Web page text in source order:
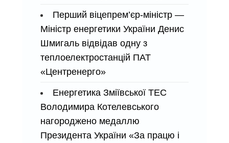
Перший віцепрем’єр-міністр —
Міністр енергетики України Денис
Шмигаль відвідав одну з
теплоелектростанцій ПАТ
«Центренерго»
Енергетика Зміївської ТЕС
Володимира Котелевського
нагороджено медаллю
Президента України «За працю і